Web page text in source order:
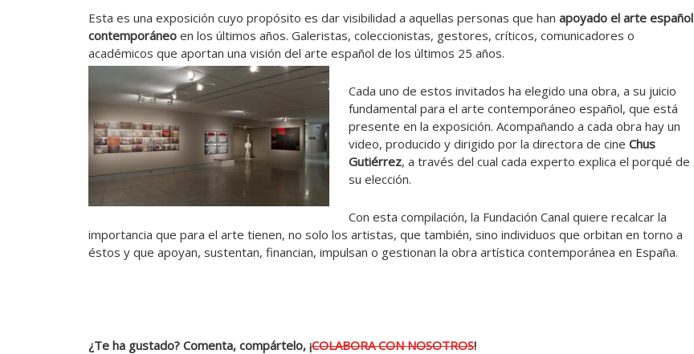
Esta es una exposición cuyo propósito es dar visibilidad a aquellas personas que han apoyado el arte español
contemporáneo en los últimos años. Galeristas, coleccionistas, gestores, críticos, comunicadores o
académicos que aportan una visión del arte español de los últimos 25 años.
Cada uno de estos invitados ha elegido una obra, a su juicio
fundamental para el arte contemporáneo español, que está
presente en la exposición. Acompañando a cada obra hay un
video, producido y dirigido por la directora de cine Chus
Gutiérrez, a través del cual cada experto explica el porqué de
su elección.
Con esta compilación, la Fundación Canal quiere recalcar la
importancia que para el arte tienen, no solo los artistas, que también, sino individuos que orbitan en torno a
éstos y que apoyan, sustentan, financian, impulsan o gestionan la obra artística contemporánea en España.
¿Te ha gustado? Comenta, compártelo, ¡COLABORA CON NOSOTROS!